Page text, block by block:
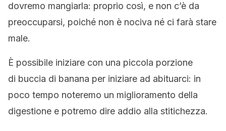
dovremo mangiarla: proprio così, e non c’è da
preoccuparsi, poiché non è nociva né ci farà stare
male.
È possibile iniziare con una piccola porzione
di buccia di banana per iniziare ad abituarci: in
poco tempo noteremo un miglioramento della
digestione e potremo dire addio alla stitichezza.